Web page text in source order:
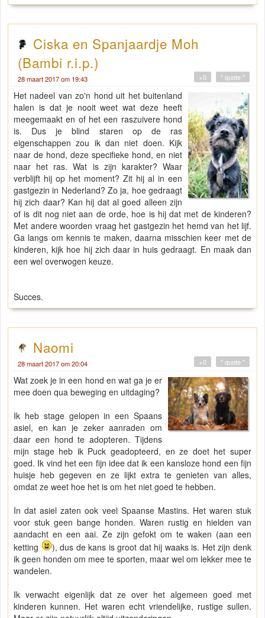
Ciska en Spanjaardje Moh
(Bambi r.i.p.)
28 maart 2017 om 19:43 " quote "
+0
Het nadeel van zo'n hond uit het buitenland
halen is dat je nooit weet wat deze heeft
meegemaakt en of het een raszuivere hond
is. Dus je blind staren op de ras
eigenschappen zou ik dan niet doen. Kijk
naar de hond, deze specifieke hond, en niet
naar het ras. Wat is zijn karakter? Waar
verblijft hij op het moment? Zit hij al in een
gastgezin in Nederland? Zo ja, hoe gedraagt
hij zich daar? Kan hij dat al goed alleen zijn
of is dit nog niet aan de orde, hoe is hij dat met de kinderen?
Met andere woorden vraag het gastgezin het hemd van het lijf.
Ga langs om kennis te maken, daarna misschien keer met de
kinderen, kijk hoe hij zich daar in huis gedraagt. En maak dan
een wel overwogen keuze.
Succes.
Naomi
28 maart 2017 om 20:04 " quote "
+0
Wat zoek je in een hond en wat ga je er
mee doen qua beweging en uitdaging?
Ik heb stage gelopen in een Spaans
asiel, en kan je zeker aanraden om
daar een hond te adopteren. Tijdens
mijn stage heb ik Puck geadopteerd, en ze doet het super
goed. Ik vind het een fijn idee dat ik een kansloze hond een fijn
huisje heb gegeven en ze lijkt extra te genieten van alles,
omdat ze weet hoe het is om het niet goed te hebben.
In dat asiel zaten ook veel Spaanse Mastins. Het waren stuk
voor stuk geen bange honden. Waren rustig en hielden van
aandacht en een aai. Ze zijn gefokt om te waken (aan een
ketting
), dus de kans is groot dat hij waaks is. Het zijn denk
ik geen honden om mee te sporten, maar wel om lekker mee te
wandelen.
Ik verwacht eigenlijk dat ze over het algemeen goed met
kinderen kunnen. Het waren echt vriendelijke, rustige sullen.